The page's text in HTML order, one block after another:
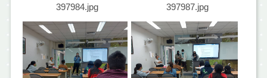
397984.jpg 397987.jpg